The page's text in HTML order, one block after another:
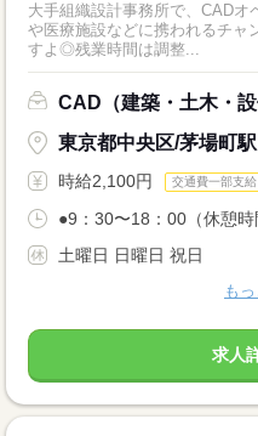
大手組織設計事務所で、CADオ
や医療施設などに携われるチャ
すよ◎残業時間は調整...
CAD（建築・土木・設
東京都中央区/茅場町駅
時給2,100円 交通費一部支給
●9：30〜18：00（休憩
土曜日 日曜日 祝日
も
求人